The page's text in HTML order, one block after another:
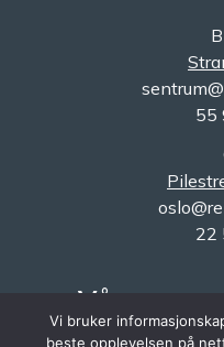
55
22
Våre
Vi bruker
beste opplevelsen på